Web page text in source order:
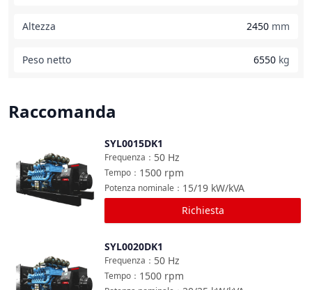
Altezza 2450 mm
Peso netto 6550 kg
Raccomanda
SYL0015DK1
50 Hz
Frequenza ：
1500 rpm
Tempo ：
15/19 kW/kVA
Potenza nominale ：
Richiesta
SYL0020DK1
50 Hz
Frequenza ：
1500 rpm
Tempo ：